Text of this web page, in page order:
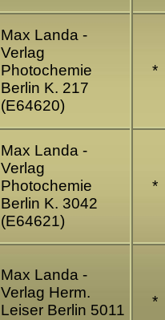
Max Landa -
Verlag
Photochemie
Berlin K. 217
(E64620)
*
Max Landa -
Verlag
Photochemie
Berlin K. 3042
(E64621)
*
Max Landa -
Verlag Herm.
Leiser Berlin 5011
*